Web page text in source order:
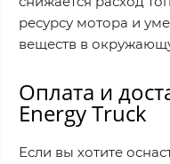
ресурсу мотора и
веществ в
Оплата и
Energy Truck
Если вы хотите